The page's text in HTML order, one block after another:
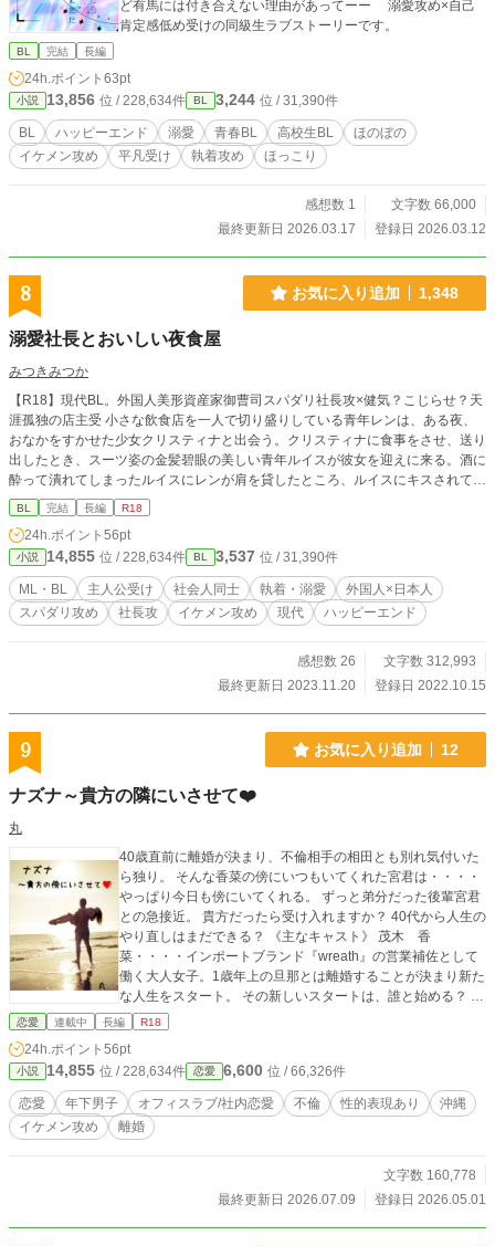
ど有馬には付き合えない理由があってーー 溺愛攻め×自己
肯定感低め受けの同級生ラブストーリーです。
BL 完結 長編
24h.ポイント 63pt
小説 13,856 位 / 228,634件 BL 3,244 位 / 31,390件
BL ハッピーエンド 溺愛 青春BL 高校生BL
ほのぼの
イケメン攻め
平凡受け 執着攻め ほっこり
感想数 1
文字数 66,000
最終更新日 2026.03.17
登録日 2026.03.12
8 お気に入り追加 1,348
溺愛社長とおいしい夜食屋
みつきみつか
【R18】現代BL。外国人美形資産家御曹司スパダリ社長攻×健気？こじらせ？天
涯孤独の店主受 小さな飲食店を一人で切り盛りしている青年レンは、ある夜、
おなかをすかせた少女クリスティナと出会う。クリスティナに食事をさせ、送り
出したとき、スーツ姿の金髪碧眼の美しい青年ルイスが彼女を迎えに来る。酒に
酔って潰れてしまったルイスにレンが肩を貸したところ、ルイスにキスされて、
レンは抗えず――。「あなたを食べてもいいですか？」そして流されるままに体
を重ねたものの、その後連絡はなく……。 敬語攻、敬語受。若干ごはんも
の。溺愛・執着。基本ラブコメ、時々切ない系。体の関係から始まる純愛もの。
春夏秋冬の連作短編。一年目の春夏秋冬、二年目の春夏秋冬、三年目の春夏秋
冬。四年目の春が最終章です。ハッピーエンドです。R18的シーンは※をつけて
います。ソフトSM的要素等は別途注意喚起します。 外国人攻 / 美形攻 / スパダ
リ攻 / 金髪碧眼 / 敬語 / 溺愛 / 執着 / 会社社長 / 日本人受 / わりと美人 / 個人事業主
係 / 純愛系 / ハッピーエンド / 年の差 / 言葉責め / 同棲 / 中出し / 拘束 / ドライオー
BL 完結 長編 R18
24h.ポイント 56pt
小説 14,855 位 / 228,634件 BL 3,537 位 / 31,390件
ML・BL 主人公受け 社会人同士 執着・溺愛
外国人×日本人
スパダリ攻め
社長攻 イケメン攻め 現代 ハッピーエンド
感想数 26
文字数 312,993
最終更新日 2023.11.20
登録日 2022.10.15
9 お気に入り追加 12
ナズナ～貴方の隣にいさせて❤️
丸
40歳直前に離婚が決まり、不倫相手の相田とも別れ気付いた
ら独り。 そんな香菜の傍にいつもいてくれた宮君は・・・・
やっぱり今日も傍にいてくれる。 ずっと弟分だった後輩宮君
との急接近。 貴方だったら受け入れますか？ 40代から人生の
やり直しはまだできる？ 《主なキャスト》 茂木 香
菜・・・・インポートブランド『wreath』の営業補佐として
働く大人女子。1歳年上の旦那とは離婚することが決まり新た
な人生をスタート。 その新しいスタートは、誰と始める？ 宮
本 賢吾・・・・『wreath』のmen's本店の店長。若いが意
っていた香菜に恋をする年下男子。 相田 拓哉・・・・香菜
の直属の上司で、香菜の１歳年上。ずっと香菜を思っていて
お互い既婚の中付き合いだすが、相田の浮ついた行動が原因
で別れる事となった。 茂木 孝・・・・香菜の旦那。１歳年
上で普段は小さな商社で働いているが、香菜のは嘘をついて
い離婚をする事になるが、会社での立場が悪くなるため香菜
には離婚の手続きはもう少し先にして欲しいと頼むダメ旦
恋愛 連載中 長編 R18
24h.ポイント 56pt
小説 14,855 位 / 228,634件 恋愛 6,600 位 / 66,326件
恋愛 年下男子 オフィスラブ/社内恋愛 不倫 性的表現あり
沖縄
イケメン攻め
離婚
文字数 160,778
最終更新日 2026.07.09
登録日 2026.05.01